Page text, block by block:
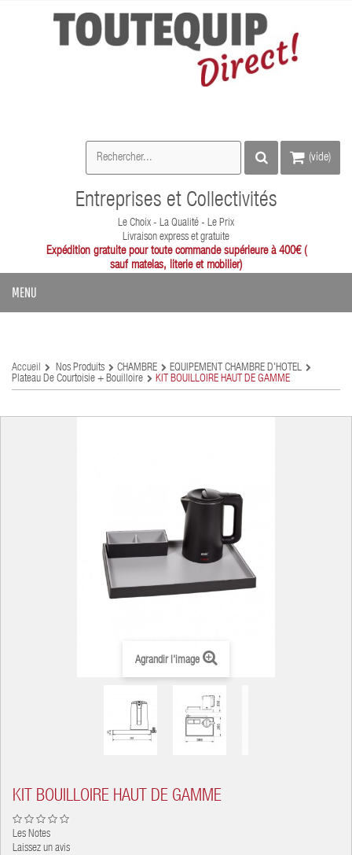
(vide)
Entreprises et Collectivités
Le Choix - La Qualité - Le Prix
Livraison express et gratuite
Expédition gratuite pour toute commande supérieure à 400€ (
sauf matelas, literie et mobilier)
MENU
Accueil Nos Produits CHAMBRE
EQUIPEMENT CHAMBRE D'HÔTEL
Plateau De Courtoisie + Bouilloire
KIT BOUILLOIRE HAUT DE GAMME
Agrandir l'image
KIT BOUILLOIRE HAUT DE GAMME
Les Notes
Laissez un avis